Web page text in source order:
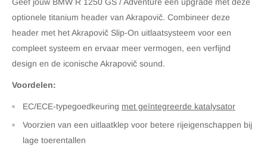
Geef jouw BMW R 1250 GS / Adventure een upgrade met deze
optionele titanium header van Akrapovič. Combineer deze
header met het Akrapovič Slip-On uitlaatsysteem voor een
compleet systeem en ervaar meer vermogen, een verfijnd
design en de iconische Akrapovič sound.
Voordelen:
EC/ECE-typegoedkeuring met geïntegreerde katalysator
Voorzien van een uitlaatklep voor betere rijeigenschappen bij
lage toerentallen